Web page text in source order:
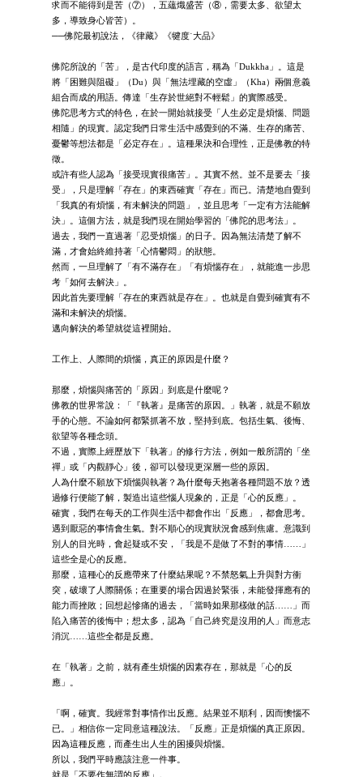
求而不能得到是苦（⑦），五蘊熾盛苦（⑧，需要太多、欲望太
多，導致身心皆苦）。
──佛陀最初說法，《律藏》《犍度˙大品》
佛陀所說的「苦」，是古代印度的語言，稱為「Dukkha」。這是
將「困難與阻礙」（Du）與「無法埋藏的空虛」（Kha）兩個意義
組合而成的用語。傳達「生存於世絕對不輕鬆」的實際感受。
佛陀思考方式的特色，在於一開始就接受「人生必定是煩惱、問題
相隨」的現實。認定我們日常生活中感覺到的不滿、生存的痛苦、
憂鬱等想法都是「必定存在」。這種果決和合理性，正是佛教的特
徵。
或許有些人認為「接受現實很痛苦」。其實不然。並不是要去「接
受」，只是理解「存在」的東西確實「存在」而已。清楚地自覺到
「我真的有煩惱，有未解決的問題」，並且思考「一定有方法能解
決」。這個方法，就是我們現在開始學習的「佛陀的思考法」。
過去，我們一直過著「忍受煩惱」的日子。因為無法清楚了解不
滿，才會始終維持著「心情鬱悶」的狀態。
然而，一旦理解了「有不滿存在」「有煩惱存在」，就能進一步思
考「如何去解決」。
因此首先要理解「存在的東西就是存在」。也就是自覺到確實有不
滿和未解決的煩惱。
邁向解決的希望就從這裡開始。
工作上、人際間的煩惱，真正的原因是什麼？
那麼，煩惱與痛苦的「原因」到底是什麼呢？
佛教的世界常說：「『執著』是痛苦的原因。」執著，就是不願放
手的心態。不論如何都緊抓著不放，堅持到底。包括生氣、後悔、
欲望等各種念頭。
不過，實際上經歷放下「執著」的修行方法，例如一般所謂的「坐
禪」或「內觀靜心」後，卻可以發現更深層一些的原因。
人為什麼不願放下煩惱與執著？為什麼每天抱著各種問題不放？透
過修行便能了解，製造出這些惱人現象的，正是「心的反應」。
確實，我們在每天的工作與生活中都會作出「反應」，都會思考。
遇到厭惡的事情會生氣。對不順心的現實狀況會感到焦慮。意識到
別人的目光時，會起疑或不安，「我是不是做了不對的事情……」
這些全是心的反應。
那麼，這種心的反應帶來了什麼結果呢？不禁怒氣上升與對方衝
突，破壞了人際關係；在重要的場合因過於緊張，未能發揮應有的
能力而挫敗；回想起慘痛的過去，「當時如果那樣做的話……」而
陷入痛苦的後悔中；想太多，認為「自己終究是沒用的人」而意志
消沉……這些全都是反應。
在「執著」之前，就有產生煩惱的因素存在，那就是「心的反
應」。
「啊，確實。我經常對事情作出反應。結果並不順利，因而懊惱不
已。」相信你一定同意這種說法。「反應」正是煩惱的真正原因。
因為這種反應，而產生出人生的困擾與煩惱。
所以，我們平時應該注意一件事。
就是「不要作無謂的反應」。